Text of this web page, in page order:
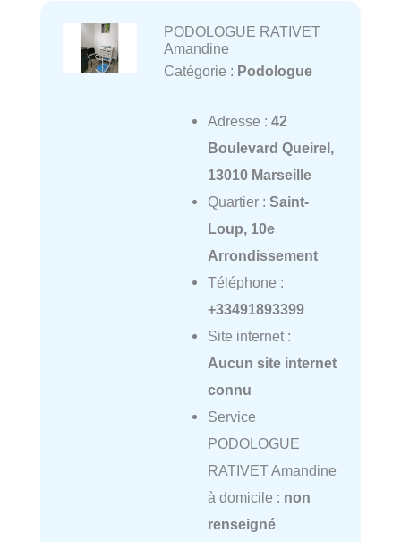
PODOLOGUE RATIVET
Amandine
Catégorie : Podologue
Adresse : 42
Boulevard Queirel,
13010 Marseille
Quartier : Saint-
Loup, 10e
Arrondissement
Téléphone :
+33491893399
Site internet :
Aucun site internet
connu
Service
PODOLOGUE
RATIVET Amandine
à domicile : non
renseigné